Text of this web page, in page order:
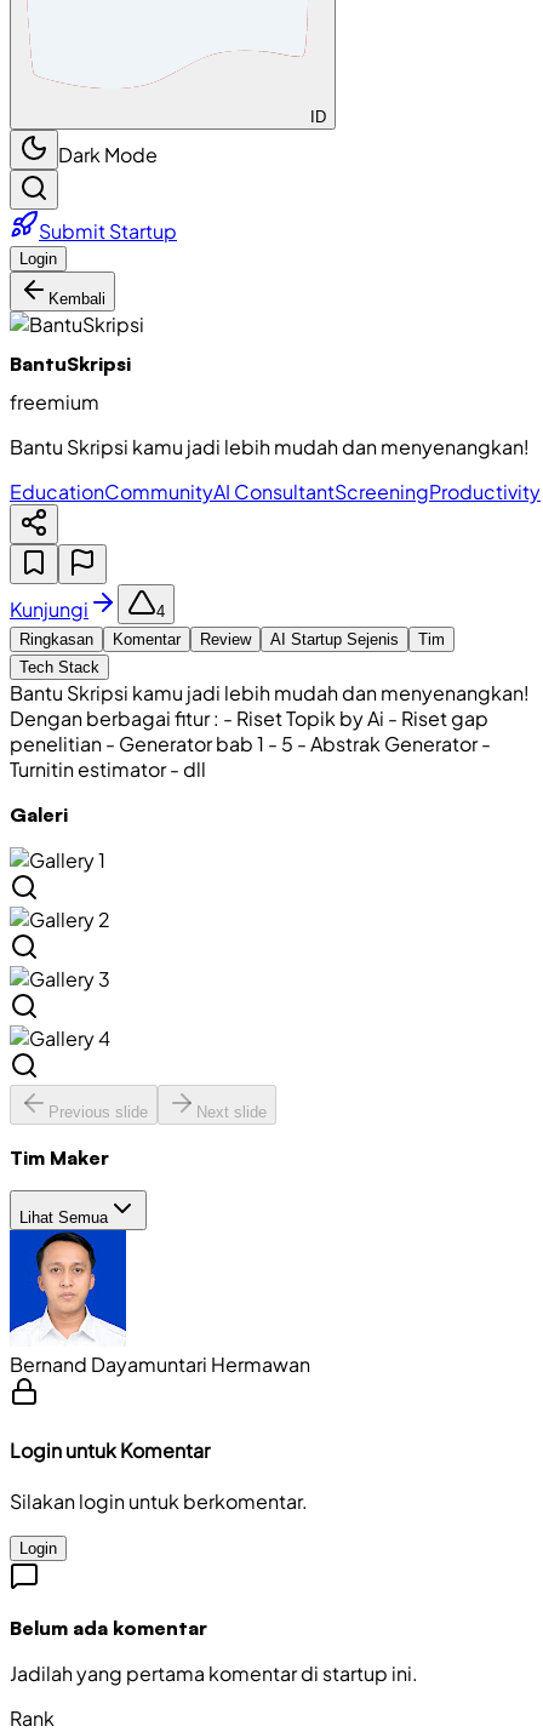
ID
Dark Mode
Submit Startup
Login
Kembali
BantuSkripsi
freemium
Bantu Skripsi kamu jadi lebih mudah dan menyenangkan!
EducationCommunityAI ConsultantScreeningProductivity
Kunjungi
4
Ringkasan
Komentar Review AI Startup Sejenis
Tim
Tech Stack
Bantu Skripsi kamu jadi lebih mudah dan menyenangkan!
Dengan berbagai fitur : - Riset Topik by Ai - Riset gap
penelitian - Generator bab 1 - 5 - Abstrak Generator -
Turnitin estimator - dll
Galeri
Previous slide Next slide
Tim Maker
Lihat Semua
Bernand Dayamuntari Hermawan
Login untuk Komentar
Silakan login untuk berkomentar.
Login
Belum ada komentar
Jadilah yang pertama komentar di startup ini.
Rank